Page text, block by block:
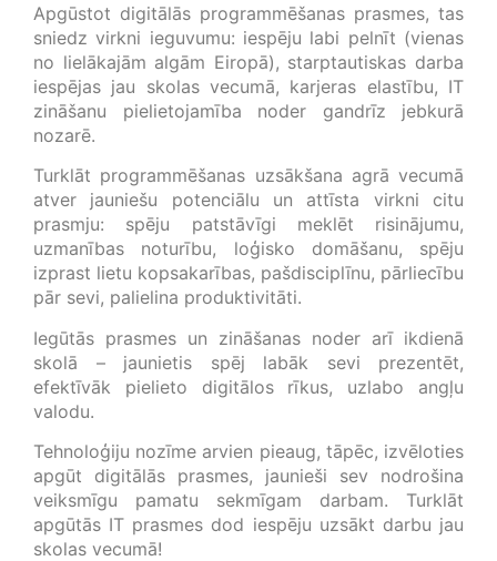
Apgūstot digitālās programmēšanas prasmes, tas
sniedz virkni ieguvumu: iespēju labi pelnīt (vienas
no lielākajām algām Eiropā), starptautiskas darba
iespējas jau skolas vecumā, karjeras elastību, IT
zināšanu pielietojamība noder gandrīz jebkurā
nozarē.
Turklāt programmēšanas uzsākšana agrā vecumā
atver jauniešu potenciālu un attīsta virkni citu
prasmju: spēju patstāvīgi meklēt risinājumu,
uzmanības noturību, loģisko domāšanu, spēju
izprast lietu kopsakarības, pašdisciplīnu, pārliecību
pār sevi, palielina produktivitāti.
Iegūtās prasmes un zināšanas noder arī ikdienā
skolā – jaunietis spēj labāk sevi prezentēt,
efektīvāk pielieto digitālos rīkus, uzlabo angļu
valodu.
Tehnoloģiju nozīme arvien pieaug, tāpēc, izvēloties
apgūt digitālās prasmes, jaunieši sev nodrošina
veiksmīgu pamatu sekmīgam darbam. Turklāt
apgūtās IT prasmes dod iespēju uzsākt darbu jau
skolas vecumā!